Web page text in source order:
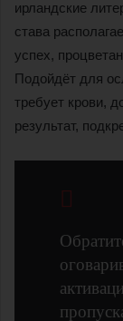
ирландские
става
успех,
Подойдёт для
требует крови,
результат,